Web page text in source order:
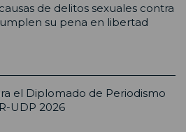
de delitos sexuales contra
su pena en libertad
el Diplomado de Periodismo
UDP 2026